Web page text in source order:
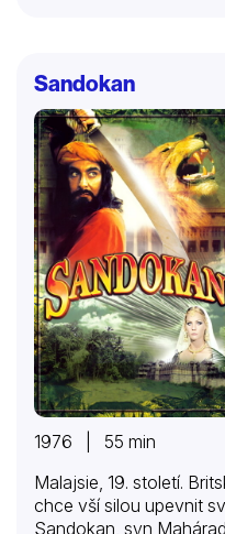
Sandokan
1976 | 55 min
Malajsie, 19. století.
chce vší silou upevnit
Sandokan, syn